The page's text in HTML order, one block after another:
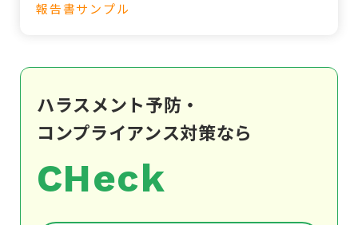
報告書サンプル
ハラスメント予防・
コンプライアンス対策なら
CHeck